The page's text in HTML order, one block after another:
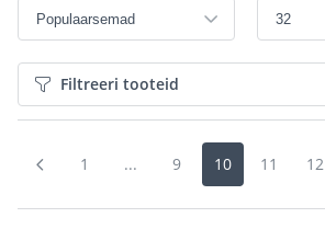
Filtreeri tooteid
1 ... 9 10 11 12